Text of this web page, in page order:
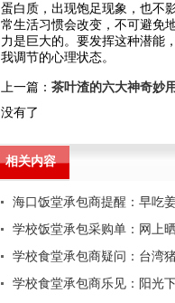
蛋白质，出现饱足现象，也不
常生活习惯会改变，不可避免
力是巨大的。要发挥这种潜能
我调节的心理状态。
上一篇： 茶叶渣的六大神奇妙用
没有了
相关内容
海口饭堂承包商提醒：早吃
学校饭堂承包采购单：网上晒
学校食堂承包商疑问：台湾
学校食堂承包商乐见：阳光